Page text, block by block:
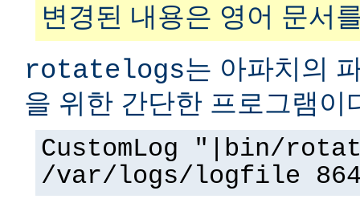
변경된 내용은 영어 문서
rotatelogs는 아파치의
을 위한 간단한 프로그램이
CustomLog "|bin/
/var/logs/logfile